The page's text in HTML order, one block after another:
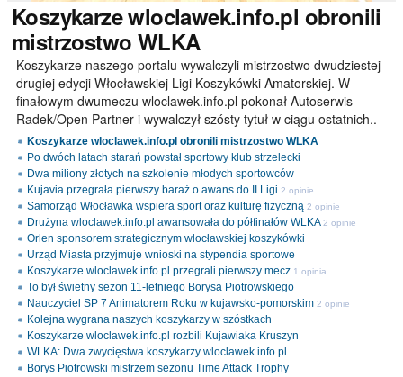
Koszykarzewloclawek.info.pl obronili
mistrzostwo WLKA
Koszykarze naszego portalu wywalczyli mistrzostwo dwudziestej
drugiej edycji Włocławskiej Ligi Koszykówki Amatorskiej. W
finałowym dwumeczu wloclawek.info.pl pokonał Autoserwis
Radek/Open Partner i wywalczył szósty tytuł w ciągu ostatnich..
Koszykarze wloclawek.info.pl obronili mistrzostwo WLKA
Po dwóch latach starań powstał sportowy klub strzelecki
Dwa miliony złotych na szkolenie młodych sportowców
Kujavia przegrała pierwszy baraż o awans do II Ligi 2 opinie
Samorząd Włocławka wspiera sport oraz kulturę fizyczną 2 opinie
Drużyna wloclawek.info.pl awansowała do półfinałów WLKA 2 opinie
Orlen sponsorem strategicznym włocławskiej koszykówki
Urząd Miasta przyjmuje wnioski na stypendia sportowe
Koszykarze wloclawek.info.pl przegrali pierwszy mecz 1 opinia
To był świetny sezon 11-letniego Borysa Piotrowskiego
Nauczyciel SP 7 Animatorem Roku w kujawsko-pomorskim 2 opinie
Kolejna wygrana naszych koszykarzy w szóstkach
Koszykarze wloclawek.info.pl rozbili Kujawiaka Kruszyn
WLKA: Dwa zwycięstwa koszykarzy wloclawek.info.pl
Borys Piotrowski mistrzem sezonu Time Attack Trophy